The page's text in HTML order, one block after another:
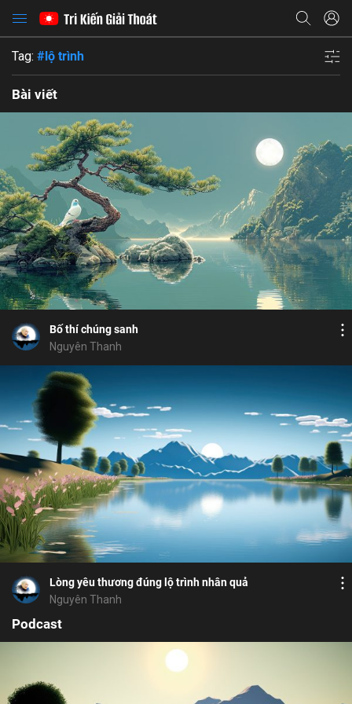
Tag: #lộ trình
Bài viết
lộ trình làm từ thiện lòng yêu thương
8 9
Bố thí chúng sanh
Nguyên Thanh
Bỏ chọn
Bỏ chọn
Bình luận
duyên sanh thiện nhân quả lộ trình
5
Lòng yêu thương đúng lộ trình nhân quả
Nguyên Thanh
Bỏ chọn
Cảm hứng
Bỏ chọn
Bình luận
Chia sẻ
Podcast
Bổ ích
Họ và tên
Địa chỉ email
Mật khẩu
Nhập lại mật khẩu
Vui lòng kiểm tra email để xác thực
đăng ký thành công
Địa chỉ email
TIẾP TỤC
được gửi đến địa chỉ
Địa chỉ email
Mật khẩu
Chia sẻ